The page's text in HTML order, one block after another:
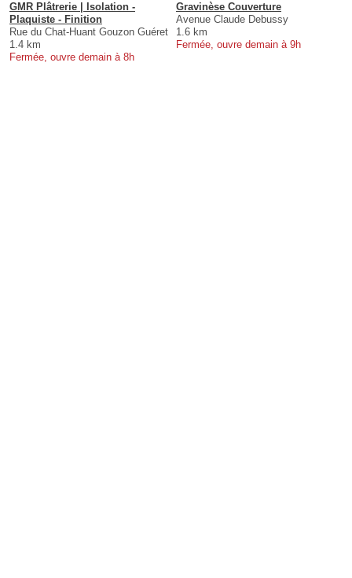
GMR Plâtrerie | Isolation -
Plaquiste - Finition
Rue du Chat-Huant Gouzon Guéret
1.4 km
Fermée, ouvre demain à 8h
Gravinèse Couverture
Avenue Claude Debussy
1.6 km
Fermée, ouvre demain à 9h